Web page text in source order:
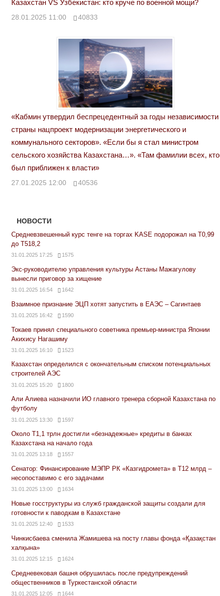
Казахстан VS Узбекистан: кто круче по военной мощи?
28.01.2025 11:00 40833
«Кабмин утвердил беспрецедентный за годы независимости
страны нацпроект модернизации энергетического и
коммунального секторов». «Если бы я стал министром
сельского хозяйства Казахстана…». «Там фамилии всех, кто
был приближен к власти»
27.01.2025 12:00 40536
НОВОСТИ
Средневзвешенный курс тенге на торгах KASE подорожал на Т0,99
до Т518,2
31.01.2025 17:25 1575
Экс-руководителю управления культуры Астаны Мажагулову
вынесли приговор за хищение
31.01.2025 16:54 1642
Взаимное признание ЭЦП хотят запустить в ЕАЭС – Сагинтаев
31.01.2025 16:42 1590
Токаев принял специального советника премьер-министра Японии
Акихису Нагашиму
31.01.2025 16:10 1523
Казахстан определился с окончательным списком потенциальных
строителей АЭС
31.01.2025 15:20 1800
Али Алиева назначили ИО главного тренера сборной Казахстана по
футболу
31.01.2025 13:30 1597
Около Т1,1 трлн достигли «безнадежные» кредиты в банках
Казахстана на начало года
31.01.2025 13:18 1557
Сенатор: Финансирование МЭПР РК «Казгидромета» в Т12 млрд –
несопоставимо с его задачами
31.01.2025 13:00 1634
Новые госструктуры из служб гражданской защиты создали для
готовности к паводкам в Казахстане
31.01.2025 12:40 1533
Чинкисбаева сменила Жамишева на посту главы фонда «Қазақстан
халқына»
31.01.2025 12:15 1624
Средневековая башня обрушилась после предупреждений
общественников в Туркестанской области
31.01.2025 12:05 1644